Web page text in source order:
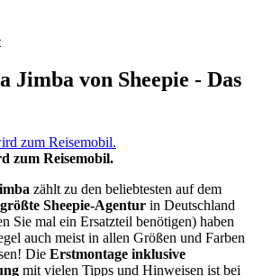
Jimba von Sheepie - Das
zum Reisemobil.
zählt zu den beliebtesten auf dem
Sheepie-Agentur in Deutschland
Sie mal ein Ersatzteil benötigen) haben
auch meist in allen Größen und Farben
Die Erstmontage inklusive
mit vielen Tipps und Hinweisen ist bei